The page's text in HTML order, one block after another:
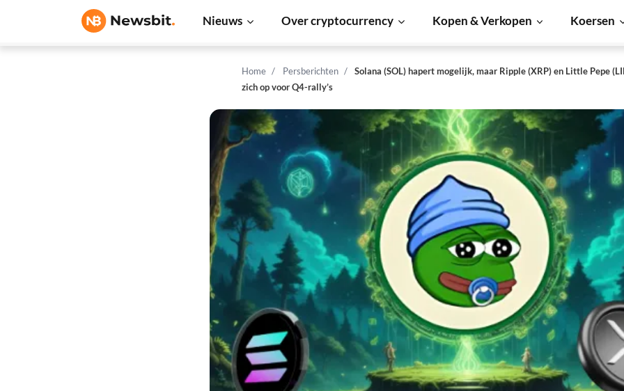
Nieuws Over cryptocurrency Kopen & Verkopen Koersen
Home Persberichten
Solana (SOL) hapert mogelijk, maar Ripple (XRP) en Little Pepe
zich op voor Q4-rally’s